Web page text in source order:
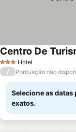
3 EstrelasHotel
Centro De
/ Pontuação não
Selecione as
exatos.